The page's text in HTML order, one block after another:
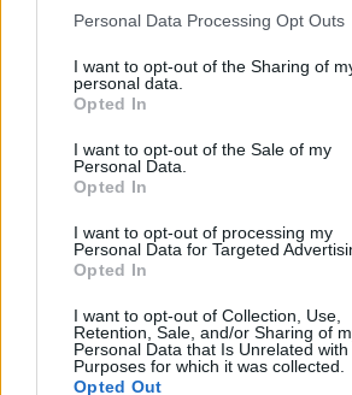
Please note that this website/app uses
not limited to your visit or usage
grant or deny consent to Google and its
use your data for below specified
consent section.
Personal Data Processing Opt Outs
I want to opt-out of the Sharing of
personal data.
Opted In
I want to opt-out of the Sale of my
Personal Data.
Opted In
I want to opt-out of processing my
Personal Data for Targeted
Opted In
I want to opt-out of Collection, Use,
Retention, Sale, and/or Sharing of
Personal Data that Is Unrelated
Purposes for which it was collected.
Opted Out
Μπελέρης προς Κομισιόν: Πρόταση
Ταμείο Αντιμετώπισης Φυσικών
ΑΝΑΡΤΗΘΗΚΕ ΑΠΟDKATSAMADOU 5 ΑΥΓΟΎΣΤΟΥ